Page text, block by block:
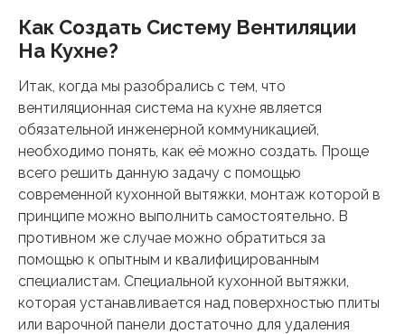
Как Создать Систему Вентиляции
На Кухне?
Итак, когда мы разобрались с тем, что
вентиляционная система на кухне является
обязательной инженерной коммуникацией,
необходимо понять, как её можно создать. Проще
всего решить данную задачу с помощью
современной кухонной вытяжки, монтаж которой в
принципе можно выполнить самостоятельно. В
противном же случае можно обратиться за
помощью к опытным и квалифицированным
специалистам. Специальной кухонной вытяжки,
которая устанавливается над поверхностью плиты
или варочной панели достаточно для удаления